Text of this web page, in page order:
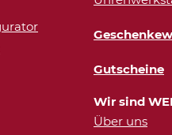
Gutscheine
Wir sind
Über uns